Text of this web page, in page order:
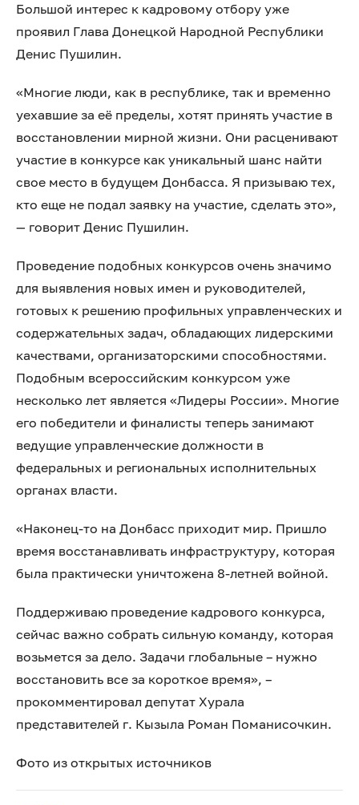
Большой интерес к кадровому отбору уже
проявил Глава Донецкой Народной Республики
Денис Пушилин.
«Многие люди, как в республике, так и временно
уехавшие за её пределы, хотят принять участие в
восстановлении мирной жизни. Они расценивают
участие в конкурсе как уникальный шанс найти
свое место в будущем Донбасса. Я призываю тех,
кто еще не подал заявку на участие, сделать это»,
— говорит Денис Пушилин.
Проведение подобных конкурсов очень значимо
для выявления новых имен и руководителей,
готовых к решению профильных управленческих и
содержательных задач, обладающих лидерскими
качествами, организаторскими способностями.
Подобным всероссийским конкурсом уже
несколько лет является «Лидеры России». Многие
его победители и финалисты теперь занимают
ведущие управленческие должности в
федеральных и региональных исполнительных
органах власти.
«Наконец-то на Донбасс приходит мир. Пришло
время восстанавливать инфраструктуру, которая
была практически уничтожена 8-летней войной.
Поддерживаю проведение кадрового конкурса,
сейчас важно собрать сильную команду, которая
возьмется за дело. Задачи глобальные – нужно
восстановить все за короткое время», –
прокомментировал депутат Хурала
представителей г. Кызыла Роман Поманисочкин.
Фото из открытых источников